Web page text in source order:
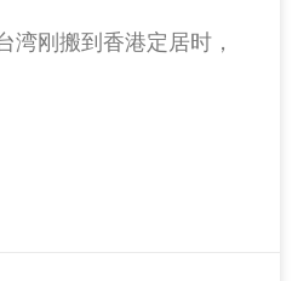
湾刚搬到香港定居时，